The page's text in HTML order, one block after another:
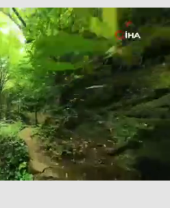
Çankırı
Çorum
Denizli
Diyarbakır
Edirne
Elazığ
Erzincan